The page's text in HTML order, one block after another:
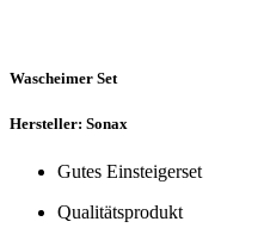
Wascheimer Set
Hersteller: Sonax
Gutes Einsteigerset
Qualitätsprodukt